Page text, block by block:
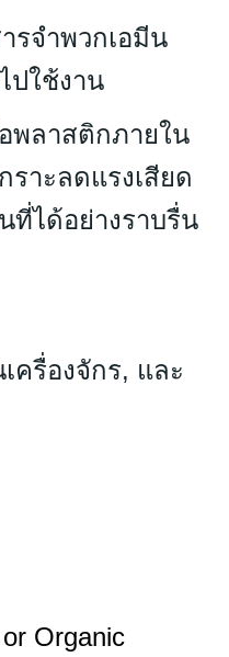
รจำพวกเอมีน
ปใช้งาน
พลาสติกภายใน
าะลดแรงเสียด
ที่ได้อย่างราบรื่น
ครื่องจักร, และ
Organic